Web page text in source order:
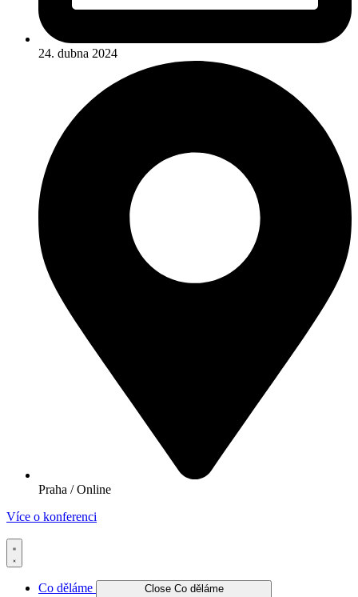
24. dubna 2024
Praha / Online
Více o konferenci
Co děláme Close Co děláme